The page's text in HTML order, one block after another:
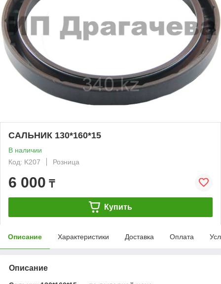
САЛЬНИК 130*160*15
В наличии
Код: K207
Розница
6 000 ₸
Купить
Описание Характеристики Доставка Оплата
Описание